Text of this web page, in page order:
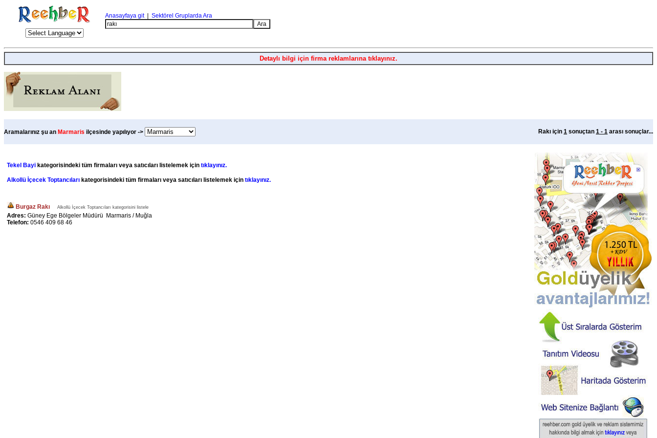
Anasayfaya git| Sektörel Gruplarda Ara
Detaylı bilgi için firma reklamlarına tıklayınız.
Aramalarınız şu an Marmaris ilçesinde yapılıyor -> Rakı için 1 sonuçtan 1 - 1 arası sonuçlar...
Tekel Bayi kategorisindeki tüm firmaları veya satıcıları listelemek için tıklayınız.
Alkollü İçecek Toptancıları kategorisindeki tüm firmaları veya satıcıları listelemek için tıklayınız.
Burgaz Rakı Alkollü İçecek Toptancıları kategorisini listele
Adres: Güney Ege Bölgeler Müdürü Marmaris / Muğla
Telefon: 0546 409 68 46